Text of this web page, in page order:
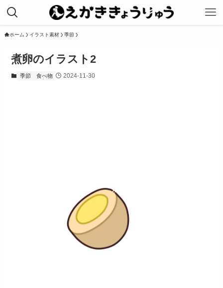
ホーム イラスト素材 季節
煮卵のイラスト2
季節 食べ物 2024-11-30